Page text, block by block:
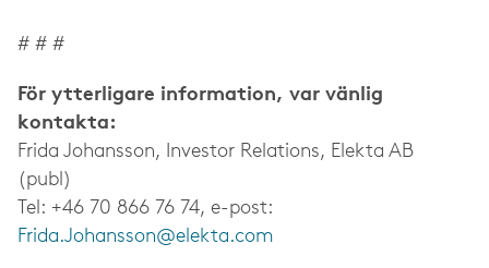
# # #
För ytterligare information, var vänlig
kontakta:
Frida Johansson, Investor Relations, Elekta AB
(publ)
Tel: +46 70 866 76 74, e-post:
Frida.Johansson@elekta.com